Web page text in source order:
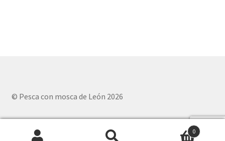
© Pesca con mosca de León 2026
0